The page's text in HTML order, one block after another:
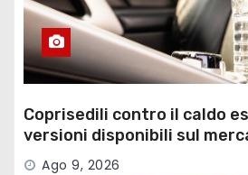
Coprisedili contro il caldo
versioni disponibili sul
Ago 9, 2026